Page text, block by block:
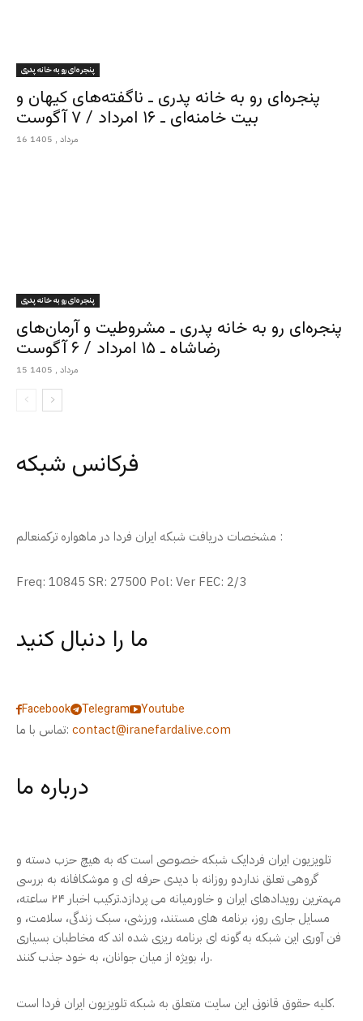
پنجره‌ای رو به خانه پدری
پنجره‌ای رو به خانه پدری ـ ناگفته‌های کیهان و
بیت خامنه‌ای ـ ۱۶ امرداد / ۷ آگوست
16 مرداد , 1405
پنجره‌ای رو به خانه پدری
پنجره‌ای رو به خانه پدری ـ مشروطیت و آرمان‌های
رضاشاه ـ ۱۵ امرداد / ۶ آگوست
15 مرداد , 1405
فرکانس شبکه
مشخصات دریافت شبکه ایران فردا در ماهواره ترکمنعالم :
Freq: 10845 SR: 27500 Pol: Ver FEC: 2/3
ما را دنبال کنید
Facebook Telegram
Youtube
تماس با ما: contact@iranefardalive.com
درباره ما
تلویزیون ایران فردایک شبکه خصوصی است که به هیچ حزب دسته و
گروهی تعلق نداردو روزانه با دیدی حرفه ای و موشکافانه به بررسی
مهمترین رویدادهای ایران و خاورمیانه می پردازد.ترکیب اخبار ۲۴ ساعته،
مسایل جاری روز، برنامه های مستند، ورزشی، سبک زندگی، سلامت، و
فن آوری این شبکه به گونه ای برنامه ریزی شده اند که مخاطبان بسیاری
را، بویژه از میان جوانان، به خود جذب کنند.
کلیه حقوق قانونی این سایت متعلق به شبکه تلویزیون ایران فردا است.